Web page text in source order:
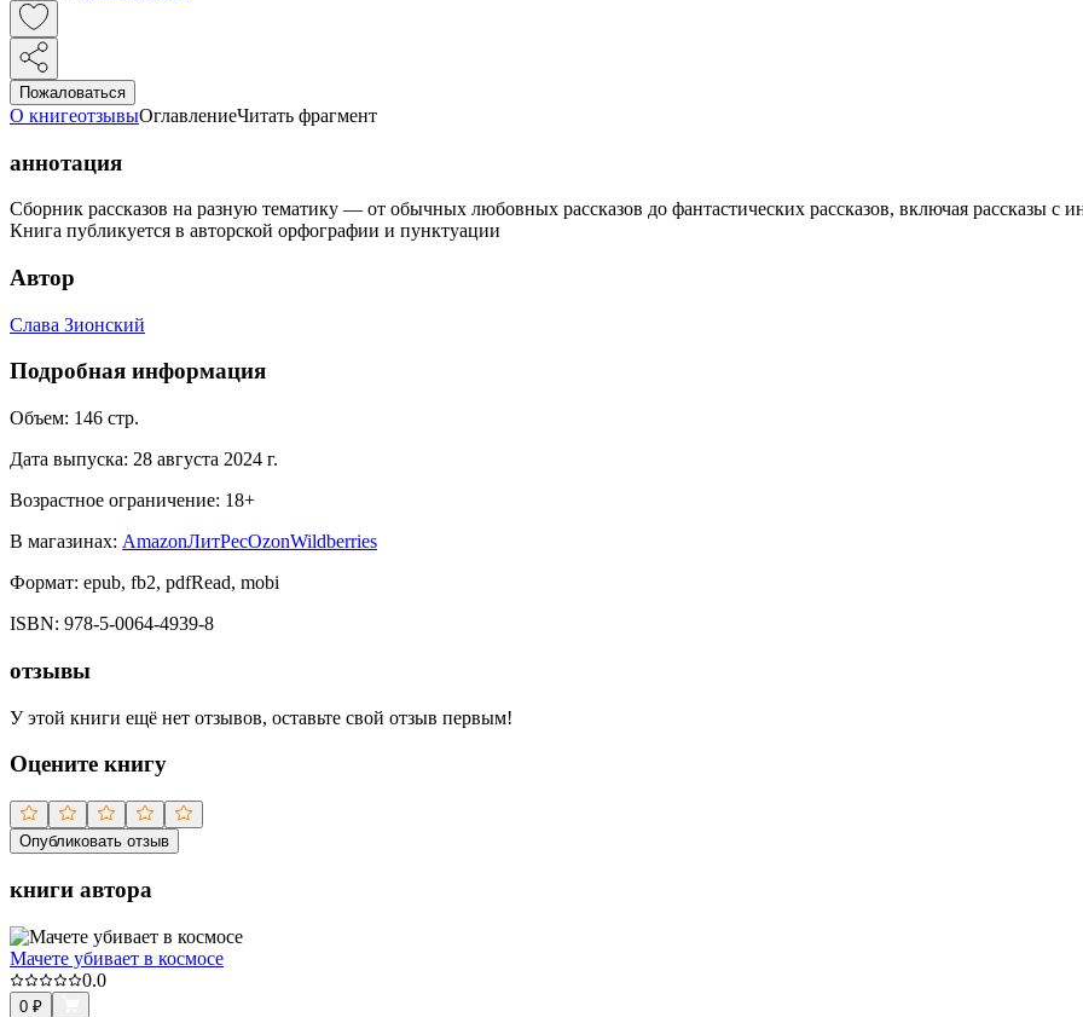
Пожаловаться
О книгеотзывыОглавлениеЧитать фрагмент
аннотация
Сборник рассказов на разную тематику — от обычных любовных рассказов до фантастических рассказов, включая рассказы с
Книга публикуется в авторской орфографии и пунктуации
Автор
Слава Зионский
Подробная информация
Объем: 146 стр.
Дата выпуска: 28 августа 2024 г.
Возрастное ограничение: 18+
В магазинах: AmazonЛитРесOzonWildberries
Формат: epub, fb2, pdfRead, mobi
ISBN: 978-5-0064-4939-8
отзывы
У этой книги ещё нет отзывов, оставьте свой отзыв первым!
Оцените книгу
Опубликовать отзыв
книги автора
Мачете убивает в космосе
0.0
0 ₽